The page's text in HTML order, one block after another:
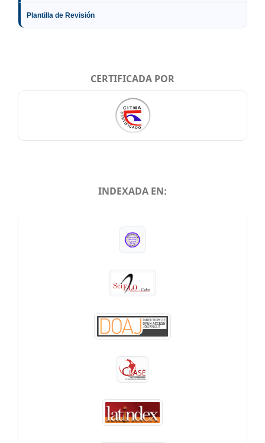
Plantilla de Revisión
CERTIFICADA POR
INDEXADA EN: